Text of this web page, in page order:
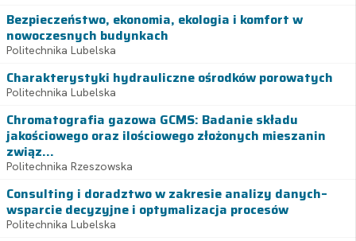
Bezpieczeństwo, ekonomia, ekologia i komfort w
nowoczesnych budynkach
Politechnika Lubelska
Charakterystyki hydrauliczne ośrodków porowatych
Politechnika Lubelska
Chromatografia gazowa GCMS: Badanie składu
jakościowego oraz ilościowego złożonych mieszanin
związ...
Politechnika Rzeszowska
Consulting i doradztwo w zakresie analizy danych–
wsparcie decyzyjne i optymalizacja procesów
Politechnika Lubelska